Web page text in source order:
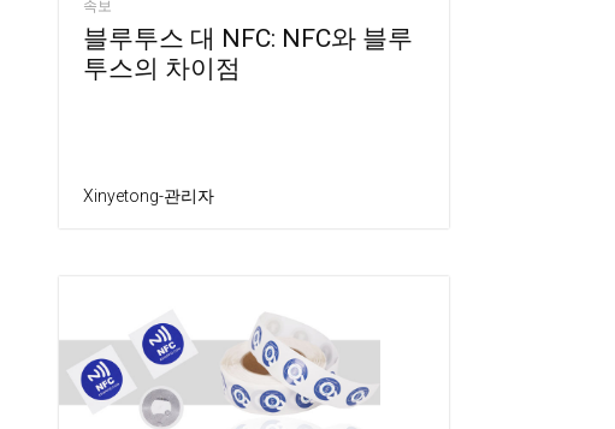
속보
블루투스 대 NFC: NFC와 블루
투스의 차이점
Xinyetong-관리자